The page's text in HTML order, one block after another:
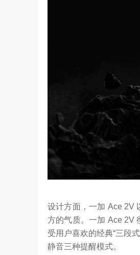
设计方面，一加 Ace 2V
方的气质。一加 Ace 2V
受用户喜欢的经典“三段
静音三种提醒模式。